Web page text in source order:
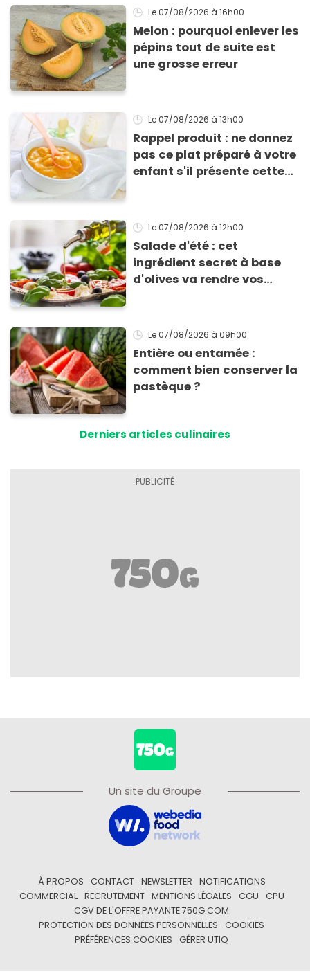
Le 07/08/2026 à 16h00
Melon : pourquoi enlever les
pépins tout de suite est
une grosse erreur
Le 07/08/2026 à 13h00
Rappel produit : ne donnez
pas ce plat préparé à votre
enfant s'il présente cette
Le 07/08/2026 à 12h00
Salade d'été : cet
ingrédient secret à base
d'olives va rendre vos
Le 07/08/2026 à 09h00
Entière ou entamée :
comment bien conserver la
pastèque ?
Derniers articles culinaires
Un site du Groupe
À PROPOS CONTACT NEWSLETTER
NOTIFICATIONS
COMMERCIAL
RECRUTEMENT MENTIONS LÉGALES CGU
CPU
CGV DE L'OFFRE PAYANTE 750G.COM
PROTECTION DES DONNÉES PERSONNELLES
COOKIES
PRÉFÉRENCES COOKIES
GÉRER UTIQ